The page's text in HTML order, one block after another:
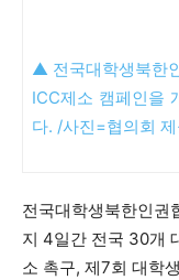
▲전국대학생북한
ICC제소 캠페인을
다. /사진=협의회
전국대학생북한인권
지 4일간 전국 30개
소 촉구, 제7회 대학